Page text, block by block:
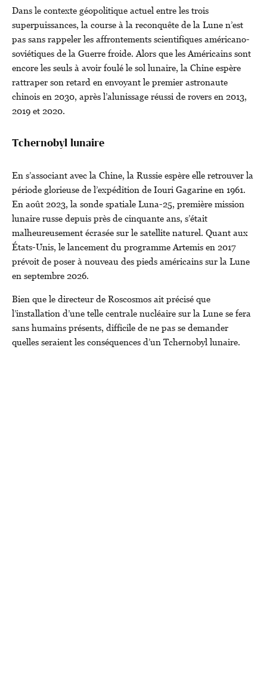
Dans le contexte géopolitique actuel entre les trois
superpuissances, la course à la reconquête de la Lune n’est
pas sans rappeler les affrontements scientifiques américano-
soviétiques de la Guerre froide. Alors que les Américains sont
encore les seuls à avoir foulé le sol lunaire, la Chine espère
rattraper son retard en envoyant le premier astronaute
chinois en 2030, après l’alunissage réussi de rovers en 2013,
2019 et 2020.
Tchernobyl lunaire
En s’associant avec la Chine, la Russie espère elle retrouver la
période glorieuse de l’expédition de Iouri Gagarine en 1961.
En août 2023, la sonde spatiale Luna-25, première mission
lunaire russe depuis près de cinquante ans, s’était
malheureusement écrasée sur le satellite naturel. Quant aux
États-Unis, le lancement du programme Artemis en 2017
prévoit de poser à nouveau des pieds américains sur la Lune
en septembre 2026.
Bien que le directeur de Roscosmos ait précisé que
l’installation d’une telle centrale nucléaire sur la Lune se fera
sans humains présents, difficile de ne pas se demander
quelles seraient les conséquences d’un Tchernobyl lunaire.